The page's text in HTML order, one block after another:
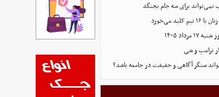
نمی‌تواند برای سه جام بجنگد
می‌خورد
ترامپ و شی
سنگر آگاهی و حقیقت در جامعه باشد؟